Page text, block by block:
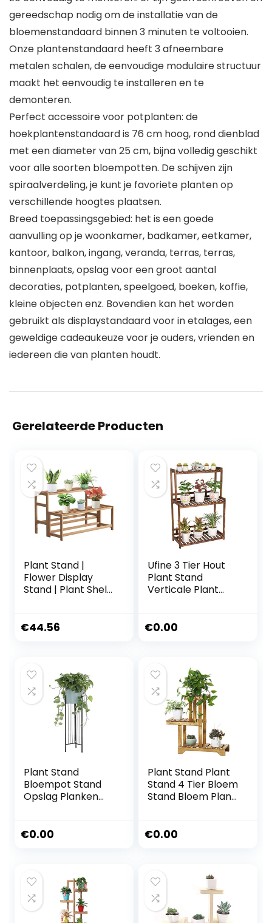
gereedschap nodig om de installatie van de
bloemenstandaard binnen 3 minuten te voltooien.
Onze plantenstandaard heeft 3 afneembare
metalen schalen, de eenvoudige modulaire structuur
maakt het eenvoudig te installeren en te
demonteren.
Perfect accessoire voor potplanten: de
hoekplantenstandaard is 76 cm hoog, rond dienblad
met een diameter van 25 cm, bijna volledig geschikt
voor alle soorten bloempotten. De schijven zijn
spiraalverdeling, je kunt je favoriete planten op
verschillende hoogtes plaatsen.
Breed toepassingsgebied: het is een goede
aanvulling op je woonkamer, badkamer, eetkamer,
kantoor, balkon, ingang, veranda, terras, terras,
binnenplaats, opslag voor een groot aantal
decoraties, potplanten, speelgoed, boeken, koffie,
kleine objecten enz. Bovendien kan het worden
gebruikt als displaystandaard voor in etalages, een
geweldige cadeaukeuze voor je ouders, vrienden en
iedereen die van planten houdt.
Gerelateerde Producten
Plant Stand |
Flower Display
Stand | Plant Shelf
Stand Safe Space
Growth Perfect
For Women Who
Hate Assembly
€44.56
Ufine 3 Tier Hout
Plant Stand
Verticale Plant
Rack, Balkon
Houder
€0.00
Plant Stand
Bloempot Stand
Opslag Planken
Potted Rack
Indoor Balkon
Woonkamer
Indoor
€0.00
Plant Stand Plant
Stand 4 Tier Bloem
Stand Bloem Plank
Thuis Bloem
Bruin) Multilayer
€0.00